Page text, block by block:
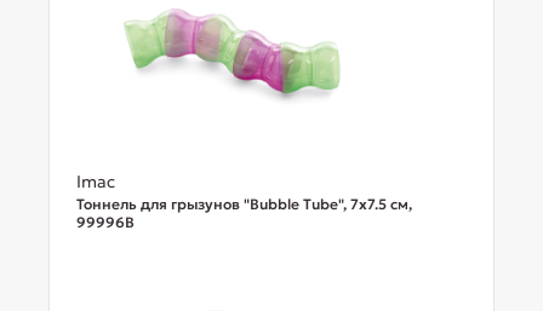
Imac
Тоннель для грызунов "Bubble Tube", 7х7.5 см,
99996В